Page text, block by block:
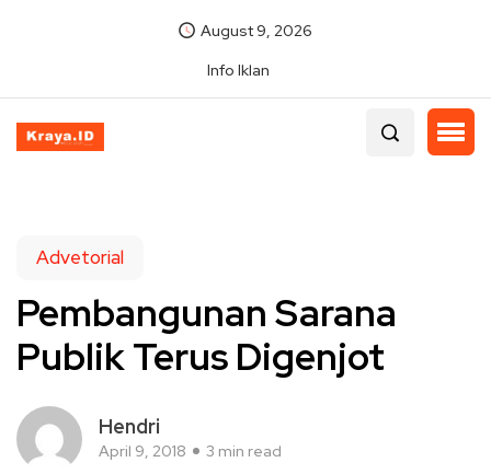
August 9, 2026
Info Iklan
Advetorial
Pembangunan Sarana
Publik Terus Digenjot
Hendri
April 9, 2018 3 min read